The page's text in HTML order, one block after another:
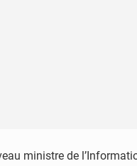
ministre de